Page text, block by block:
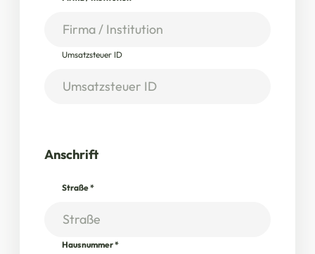
Umsatzsteuer ID
Anschrift
Straße*
Hausnummer*